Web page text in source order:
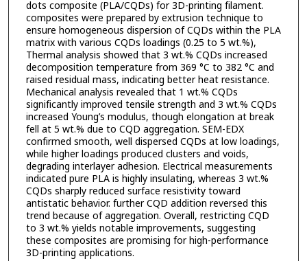
dots composite (PLA/CQDs) for 3D-printing filament.
composites were prepared by extrusion technique to
ensure homogeneous dispersion of CQDs within the PLA
matrix with various CQDs loadings (0.25 to 5 wt.%),
Thermal analysis showed that 3 wt.% CQDs increased
decomposition temperature from 369 °C to 382 °C and
raised residual mass, indicating better heat resistance.
Mechanical analysis revealed that 1 wt.% CQDs
significantly improved tensile strength and 3 wt.% CQDs
increased Young’s modulus, though elongation at break
fell at 5 wt.% due to CQD aggregation. SEM-EDX
confirmed smooth, well dispersed CQDs at low loadings,
while higher loadings produced clusters and voids,
degrading interlayer adhesion. Electrical measurements
indicated pure PLA is highly insulating, whereas 3 wt.%
CQDs sharply reduced surface resistivity toward
antistatic behavior. further CQD addition reversed this
trend because of aggregation. Overall, restricting CQD
to 3 wt.% yields notable improvements, suggesting
these composites are promising for high-performance
3D-printing applications.